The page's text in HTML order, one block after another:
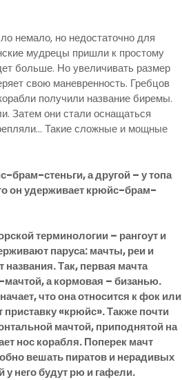
немало, но недостаточно для
мудрецы пришли к простому
больше. Но увеличивать размер
свою маневренность. Гребцов
получили название биремы.
Затем они стали оснащаться
Такие сложные и мощные
брам-стеньги, а другой – у топа
он удерживает крюйс-брам-
терминологии – рангоут и
паруса: мачты, реи и
Так, первая мачта
а кормовая – бизанью.
что она относится к фок или
«крюйс». Также почти
мачтой, приподнятой на
нос корабля. Поперек мачт
вешать пиратов и нерадивых
у него будут рю и гафели.